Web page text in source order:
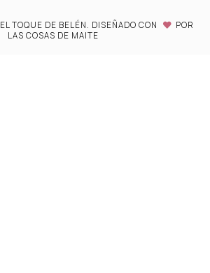
EL TOQUE DE BELÉN. DISEÑADO CON
POR
LAS COSAS DE MAITE